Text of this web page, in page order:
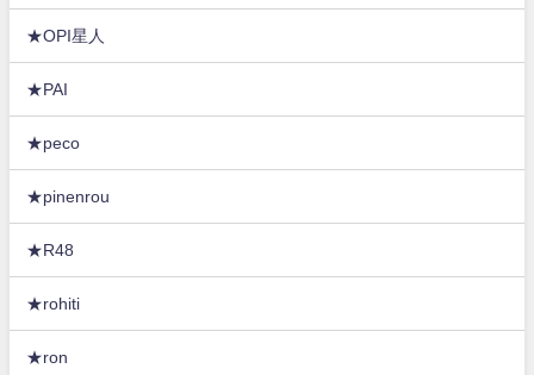
★OPI星人
★PAI
★peco
★pinenrou
★R48
★rohiti
★ron